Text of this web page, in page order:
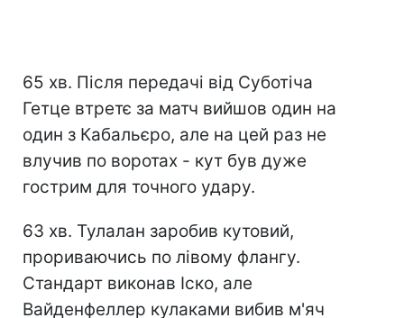
65 хв. Після передачі від Суботіча
Гетце втретє за матч вийшов один на
один з Кабальєро, але на цей раз не
влучив по воротах - кут був дуже
гострим для точного удару.
63 хв. Тулалан заробив кутовий,
прориваючись по лівому флангу.
Стандарт виконав Іско, але
Вайденфеллер кулаками вибив м'яч